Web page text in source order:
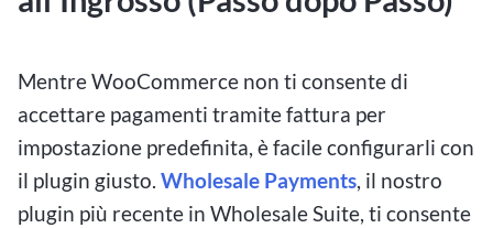
Mentre WooCommerce non ti consente di
accettare pagamenti tramite fattura per
impostazione predefinita, è facile configurarli con
il plugin giusto. Wholesale Payments, il nostro
plugin più recente in Wholesale Suite, ti consente